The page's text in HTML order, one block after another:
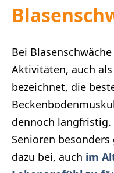
Bei
Aktivitäten, auch
bezeichnet, die
dennoch langfristig.
Senioren
dazu bei, auch im